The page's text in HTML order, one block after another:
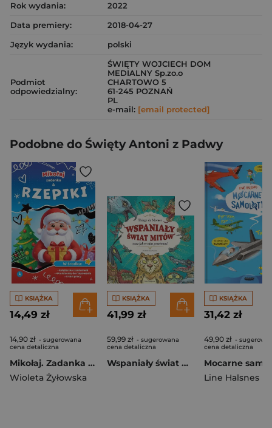
Rok wydania:
2022
Data premiery:
2018-04-27
Język wydania:
polski
Podmiot
odpowiedzialny:
ŚWIĘTY WOJCIECH DOM
MEDIALNY Sp.zo.o
CHARTOWO 5
61-245 POZNAŃ
PL
e-mail: [email protected]
Podobne do Święty Antoni z Padwy
KSIĄŻKA
14,49 zł
14,90 zł - sugerowana
cena detaliczna
Mikołaj. Zadanka & rzepiki
Wioleta Żyłowska
KSIĄŻKA
41,99 zł
59,99 zł - sugerowana
cena detaliczna
Wspaniały świat mitów oraz jak w nim przetrwać
KSIĄŻKA
31,42 zł
49,90 zł -
cena detaliczna
Line Halsnes